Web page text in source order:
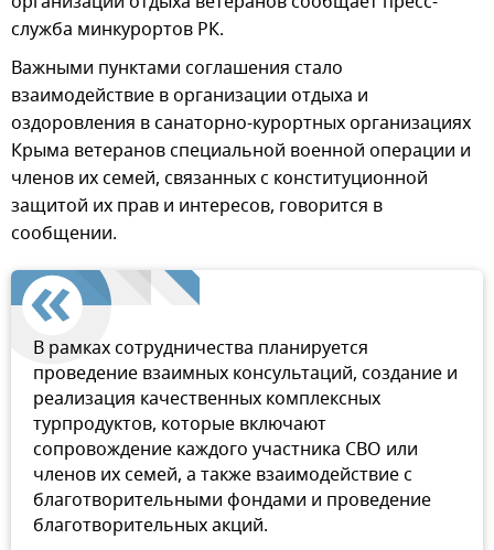
служба минкурортов РК.
Важными пунктами соглашения стало
взаимодействие в организации отдыха и
оздоровления в санаторно-курортных организациях
Крыма ветеранов специальной военной операции и
членов их семей, связанных с конституционной
защитой их прав и интересов, говорится в
сообщении.
В рамках сотрудничества планируется
проведение взаимных консультаций, создание и
реализация качественных комплексных
турпродуктов, которые включают
сопровождение каждого участника СВО или
членов их семей, а также взаимодействие с
благотворительными фондами и проведение
благотворительных акций.